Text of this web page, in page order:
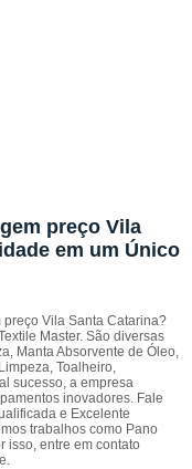
preço Vila
em um Único
Vila Santa Catarina?
Master. São diversas
Manta Absorvente de Óleo,
Toalheiro,
sucesso, a empresa
inovadores. Fale
e Excelente
trabalhos como Pano
isso, entre em contato